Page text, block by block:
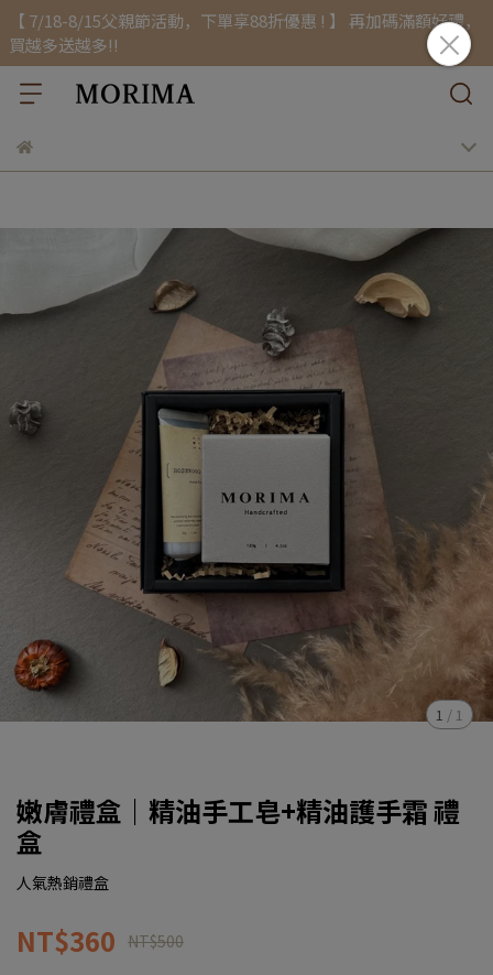
【 7/18-8/15父親節活動，下單享88折優惠 ! 】 再加碼滿額好禮，
買越多送越多!!
1 / 1
嫩膚禮盒｜精油手工皂+精油護手霜 禮
盒
人氣熱銷禮盒
NT$360 NT$500